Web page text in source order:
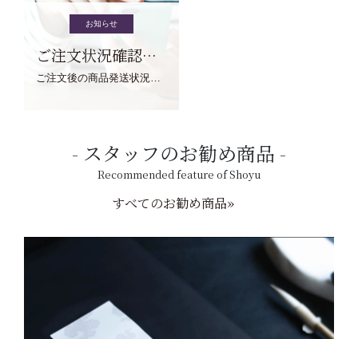
お知らせ
ご注文状況確認について
ご注文後の商品発送状況については、こちらからご確認くださいませ。
スタッフのお勧め商品
Recommended feature of Shoyu
すべてのお勧め商品»